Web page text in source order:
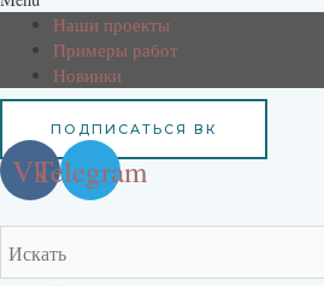
Наши проекты
Примеры работ
Новинки
ПОДПИСАТЬСЯ ВК
VkTelegram